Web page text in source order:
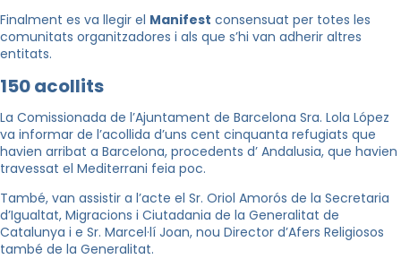
Finalment es va llegir el Manifest consensuat per totes les
comunitats organitzadores i als que s’hi van adherir altres
entitats.
150 acollits
La Comissionada de l’Ajuntament de Barcelona Sra. Lola López
va informar de l’acollida d’uns cent cinquanta refugiats que
havien arribat a Barcelona, procedents d’ Andalusia, que havien
travessat el Mediterrani feia poc.
També, van assistir a l’acte el Sr. Oriol Amorós de la Secretaria
d’Igualtat, Migracions i Ciutadania de la Generalitat de
Catalunya i e Sr. Marcel·lí Joan, nou Director d’Afers Religiosos
també de la Generalitat.